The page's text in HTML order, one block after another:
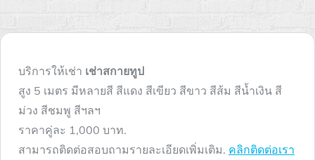
บริการให้เช่า เช่าสกายทูป
สูง 5 เมตร มีหลายสี สีแดง สีเขียว สีขาว สีส้ม สีน้ำเงิน สี
ม่วง สีชมพู สีฯลฯ
ราคาคู่ละ 1,000 บาท.
สามารถติดต่อสอบถามรายละเอียดเพิ่มเติม. คลิกติดต่อเรา